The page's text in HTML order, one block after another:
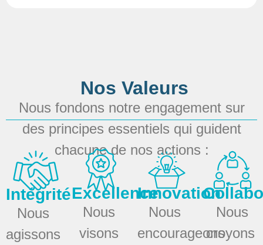
Nos Valeurs
Nous fondons notre engagement sur
des principes essentiels qui guident
chacune de nos actions :
Intégrité
Nous
agissons
Excellence
Nous
visons
Innovation
Nous
encourageons
Nous
croyons